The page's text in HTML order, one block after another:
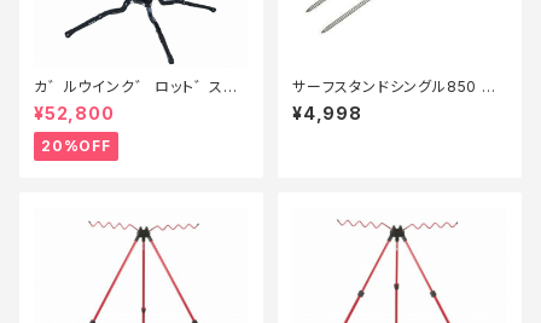
カ゛ルウインク゛ ロット゛スタ
ント゛ 4本 #フルフ゛ラック【特
価装備】【20】
¥52,800
20%OFF
サーフスタンドシングル850 ブ
ラック
¥4,998